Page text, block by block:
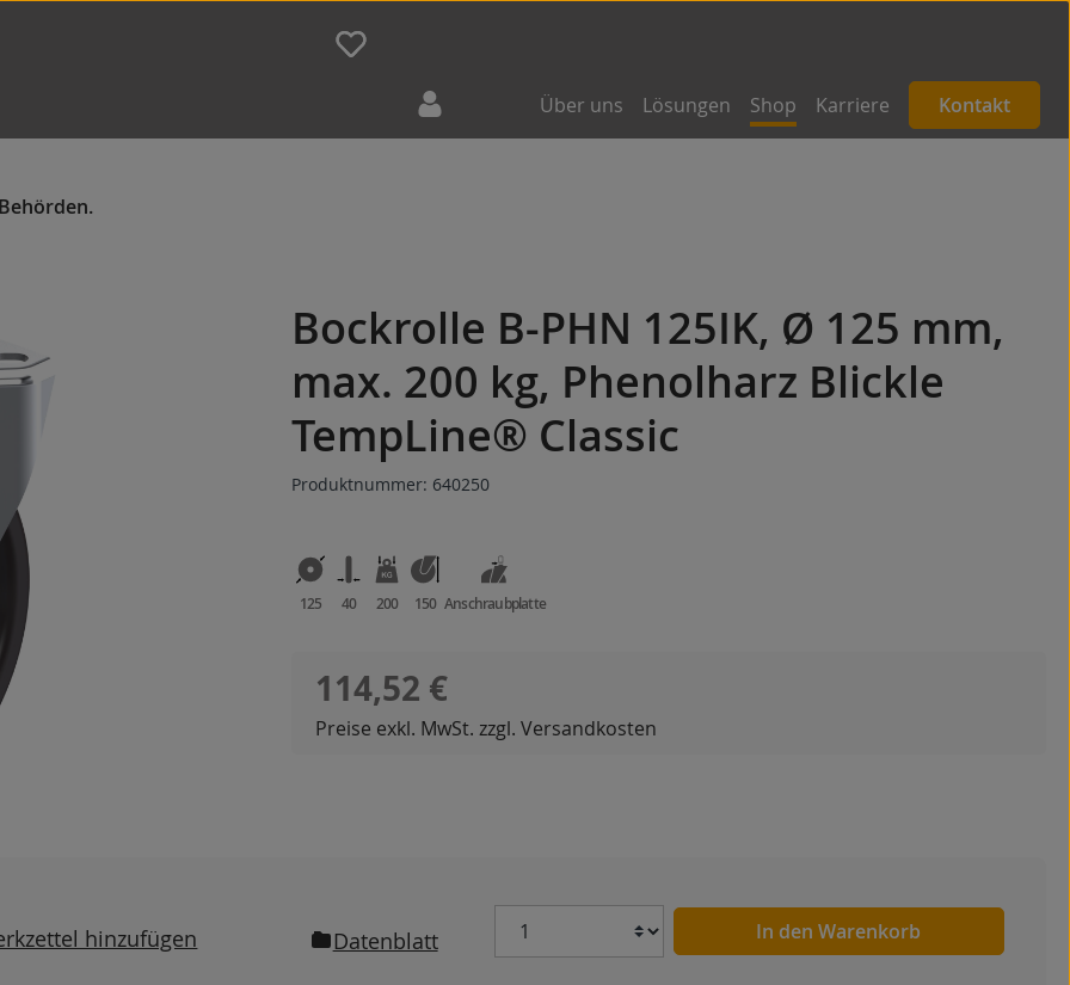
Über uns Lösungen Shop Karriere Kontakt
Bockrolle B-PHN 125IK, Ø 125 mm,
max. 200 kg, Phenolharz Blickle
TempLine® Classic
Produktnummer: 640250
125 40 200 150 Anschraubplatte
Regulärer Preis:
114,52 €
Preise exkl. MwSt. zzgl. Versandkosten
hinzufügen Datenblatt
Anzahl In den Warenkorb